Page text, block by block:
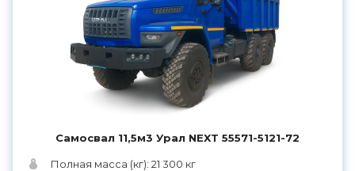
Самосвал 11,5м3 Урал NEXT 55571-5121-72
Полная масса (кг): 21 300 кг